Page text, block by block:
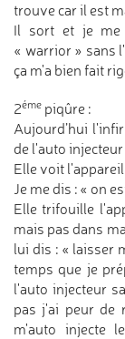
trouve car il est
Il sort et je me
« warrior » sans
ça m'a bien fait
2éme piqûre :
Aujourd’hui
de l'auto
Elle voit
Je me dis : « on
Elle trifouille
mais pas dans
lui dis : « laisser
temps que je
l'auto injecteur
pas j'ai peur de
m'auto injecte